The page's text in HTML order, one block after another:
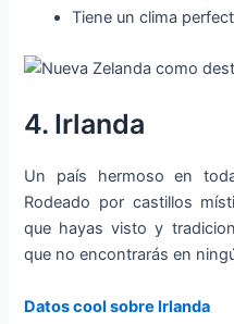
Tiene un clima
4. Irlanda
Un país hermoso en
Rodeado por castillos
que hayas visto y
que no encontrarás en
Datos cool sobre Irlanda